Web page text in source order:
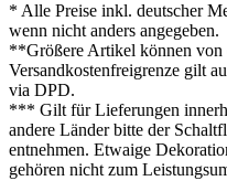
* Alle Preise inkl. deutscher
wenn nicht anders angegeben.
**Größere Artikel können von
Versandkostenfreigrenze gilt
via DPD.
*** Gilt für Lieferungen
andere Länder bitte der
entnehmen. Etwaige
gehören nicht zum